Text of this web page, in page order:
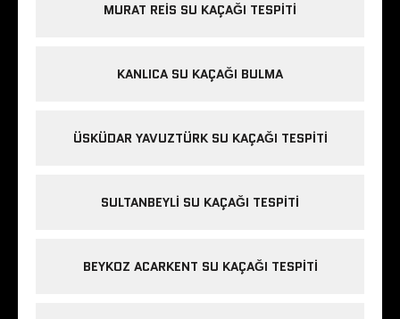
MURAT REIS SU KAÇAĞI TESPITI
KANLICA SU KAÇAĞI BULMA
ÜSKÜDAR YAVUZTÜRK SU KAÇAĞI TESPITI
SULTANBEYLI SU KAÇAĞI TESPITI
BEYKOZ ACARKENT SU KAÇAĞI TESPITI